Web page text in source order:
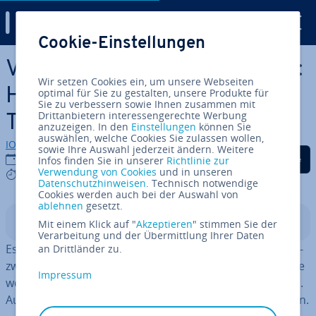
Zum Haupt­in­halt springen
Vorlagen für Google Tabellen:
Hier finden Sie die besten
Templates
IONOS Redaktion
19.03.2024
5 mins
Auf Facebook teilen
Auf Twitter teilen
Auf LinkedIn
In­halts­ver­zeich­nis
Es gibt in Google Sheets Vorlagen für zahl­rei­che Ein­satz­
zwe­cke. Neben den vor­in­stal­lier­ten Templates finden Sie
weitere Optionen über Add-ons oder bei Dritt­an­bie­tern.
Auch Excel-Vorlagen können teilweise im­por­tiert werden.
Cookie-Einstellungen
Wir setzen Cookies ein, um unsere Webseiten
optimal für Sie zu gestalten, unsere Produkte für
Sie zu verbessern sowie Ihnen zusammen mit
Drittanbietern interessengerechte Werbung
anzuzeigen. In den Einstellungen können Sie
auswählen, welche Cookies Sie zulassen wollen,
sowie Ihre Auswahl jederzeit ändern. Weitere
Infos finden Sie in unserer Richtlinie zur
Verwendung von Cookies und in unseren
Datenschutzhinweisen. Technisch notwendige
Cookies werden auch bei der Auswahl von
ablehnen gesetzt.
Mit einem Klick auf "Akzeptieren" stimmen Sie der
Verarbeitung und der Übermittlung Ihrer Daten
an Drittländer zu.
Impressum